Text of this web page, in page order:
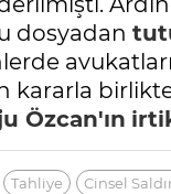
dosyadan
kararla
Özcan'ın
Tahliye Cinsel